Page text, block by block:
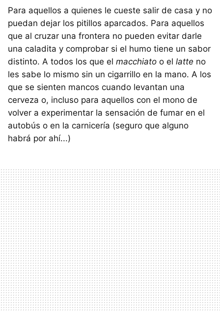
Para aquellos a quienes le cueste salir de casa y no
puedan dejar los pitillos aparcados. Para aquellos
que al cruzar una frontera no pueden evitar darle
una caladita y comprobar si el humo tiene un sabor
distinto. A todos los que el macchiato o el latte no
les sabe lo mismo sin un cigarrillo en la mano. A los
que se sienten mancos cuando levantan una
cerveza o, incluso para aquellos con el mono de
volver a experimentar la sensación de fumar en el
autobús o en la carnicería (seguro que alguno
habrá por ahí...)